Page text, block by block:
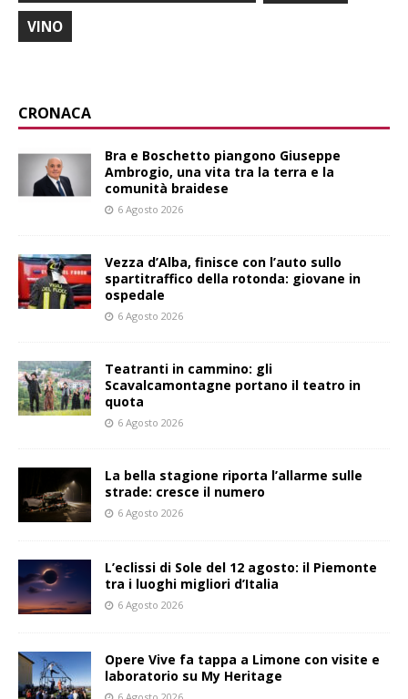
VINO
CRONACA
Bra e Boschetto piangono Giuseppe
Ambrogio, una vita tra la terra e la
comunità braidese
6 Agosto 2026
Vezza d’Alba, finisce con l’auto sullo
spartitraffico della rotonda: giovane in
ospedale
6 Agosto 2026
Teatranti in cammino: gli
Scavalcamontagne portano il teatro in
quota
6 Agosto 2026
La bella stagione riporta l’allarme sulle
strade: cresce il numero
6 Agosto 2026
L’eclissi di Sole del 12 agosto: il Piemonte
tra i luoghi migliori d’Italia
6 Agosto 2026
Opere Vive fa tappa a Limone con visite e
laboratorio su My Heritage